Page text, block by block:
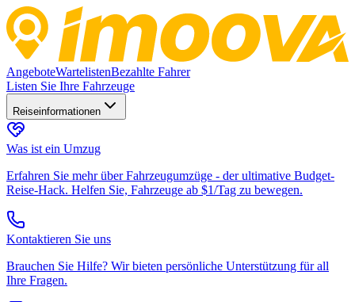
AngeboteWartelistenBezahlte Fahrer
Listen Sie Ihre Fahrzeuge
Reiseinformationen
Was ist ein Umzug
Erfahren Sie mehr über Fahrzeugumzüge - der ultimative Budget-
Reise-Hack. Helfen Sie, Fahrzeuge ab $1/Tag zu bewegen.
Kontaktieren Sie uns
Brauchen Sie Hilfe? Wir bieten persönliche Unterstützung für all
Ihre Fragen.